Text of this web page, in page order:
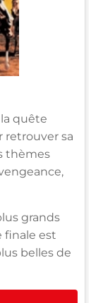
quête
retrouver sa
thèmes
grands
finale est
belles de